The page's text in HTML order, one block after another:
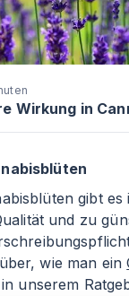
Wirkung in
gibt
und zu
wie man ein
unserem